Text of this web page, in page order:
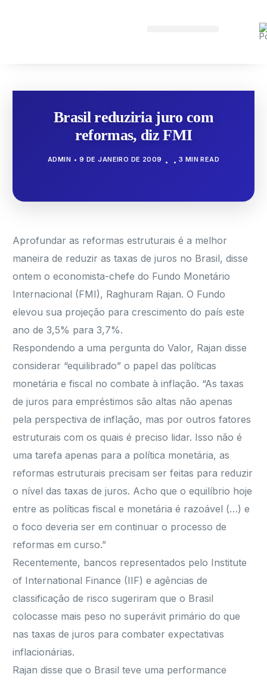
Brasil reduziria juro com
reformas, diz FMI
ADMIN 9 DE JANEIRO DE 2009 3 MIN READ
Aprofundar as reformas estruturais é a melhor
maneira de reduzir as taxas de juros no Brasil, disse
ontem o economista-chefe do Fundo Monetário
Internacional (FMI), Raghuram Rajan. O Fundo
elevou sua projeção para crescimento do país este
ano de 3,5% para 3,7%.
Respondendo a uma pergunta do Valor, Rajan disse
considerar “equilibrado” o papel das políticas
monetária e fiscal no combate à inflação. “As taxas
de juros para empréstimos são altas não apenas
pela perspectiva de inflação, mas por outros fatores
estruturais com os quais é preciso lidar. Isso não é
uma tarefa apenas para a política monetária, as
reformas estruturais precisam ser feitas para reduzir
o nível das taxas de juros. Acho que o equilíbrio hoje
entre as políticas fiscal e monetária é razoável (…) e
o foco deveria ser em continuar o processo de
reformas em curso.”
Recentemente, bancos representados pelo Institute
of International Finance (IIF) e agências de
classificação de risco sugeriram que o Brasil
colocasse mais peso no superávit primário do que
nas taxas de juros para combater expectativas
inflacionárias.
Rajan disse que o Brasil teve uma performance